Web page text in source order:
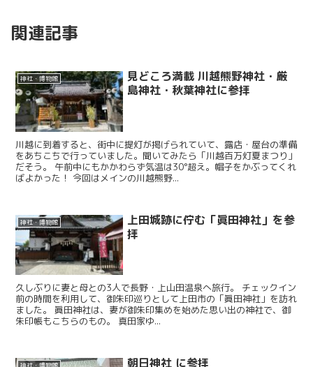
関連記事
神社・博物館
見どころ満載 川越熊野神社・厳
島神社・秋葉神社に参拝
川越に到着すると、街中に提灯が掲げられていて、露店・屋台の準備
をあちこちで行っていました。聞いてみたら「川越百万灯夏まつり」
だそう。 午前中にもかかわらず気温は30°超え。帽子をかぶってくれ
ばよかった！ 今回はメインの川越熊野...
神社・博物館
上田城跡に佇む「眞田神社」を参
拝
久しぶりに妻と母との3人で長野・上山田温泉へ旅行。 チェックイン
前の時間を利用して、御朱印巡りとして上田市の「眞田神社」を訪れ
ました。 眞田神社は、妻が御朱印集めを始めた思い出の神社で、御
朱印帳もこちらのもの。 真田家ゆ...
朝日神社 に参拝